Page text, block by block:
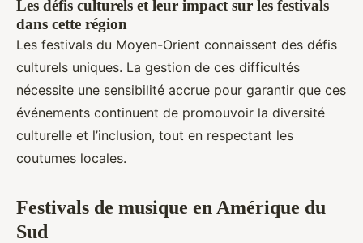
Les défis culturels et leur impact sur les festivals
dans cette région
Les festivals du Moyen-Orient connaissent des défis
culturels uniques. La gestion de ces difficultés
nécessite une sensibilité accrue pour garantir que ces
événements continuent de promouvoir la diversité
culturelle et l’inclusion, tout en respectant les
coutumes locales.
Festivals de musique en Amérique du
Sud